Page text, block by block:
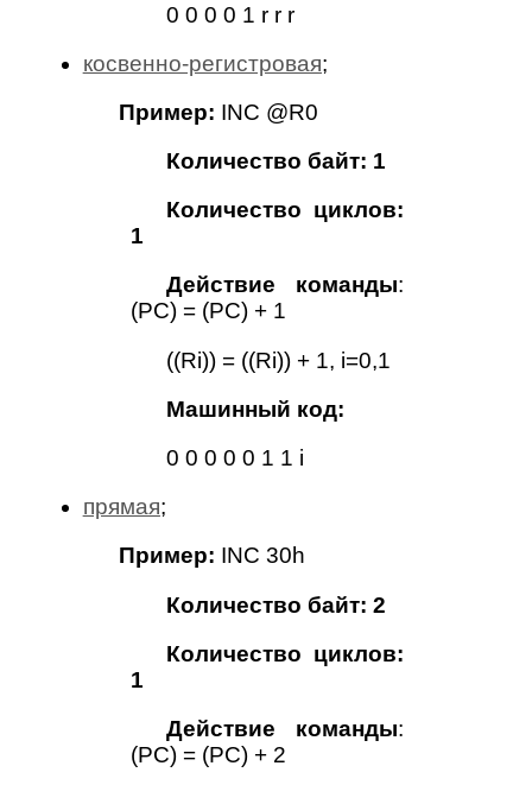
0 0 0 0 1 r r r
косвенно-регистровая;
Пример: INC @R0
Количество байт: 1
Количество циклов:
1
Действие команды:
(PC) = (PC) + 1
((Ri)) = ((Ri)) + 1, i=0,1
Машинный код:
0 0 0 0 0 1 1 i
прямая;
Пример: INC 30h
Количество байт: 2
Количество циклов:
1
Действие команды:
(PC) = (PC) + 2